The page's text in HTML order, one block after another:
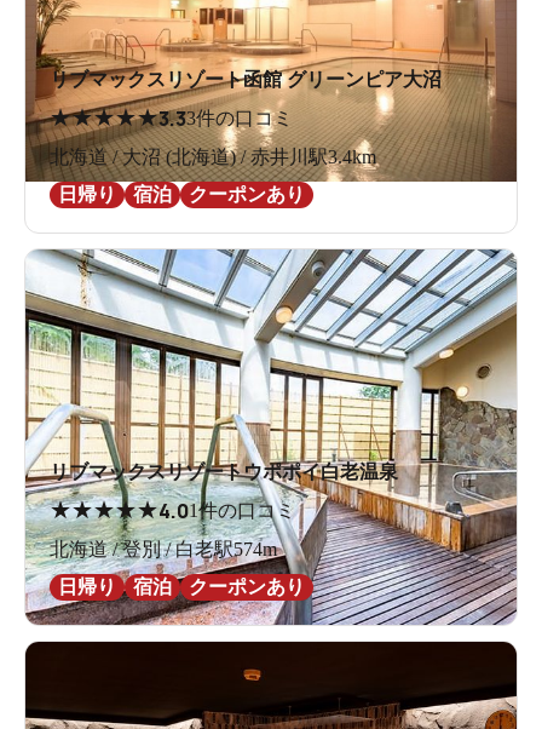
リブマックスリゾート函館 グリーンピア大沼
★★★★★3.33件の口コミ
北海道 / 大沼 (北海道) / 赤井川駅3.4km
日帰り
宿泊 クーポンあり
リブマックスリゾートウポポイ白老温泉
★★★★★4.01件の口コミ
北海道 / 登別 / 白老駅574m
日帰り
宿泊 クーポンあり